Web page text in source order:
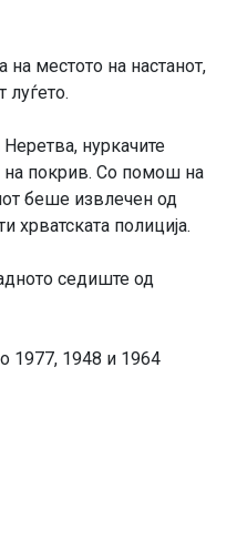
местото на настанот,
луѓето.
нуркачите
на покрив. Со помош на
беше извлечен од
хрватската полиција.
седиште од
1977, 1948 и 1964